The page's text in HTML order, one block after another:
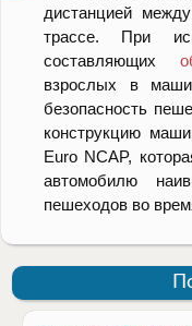
дистанцией
трассе. При
составляющих
взрослых в
безопасность
конструкцию
Euro NCAP,
автомобилю
пешеходов во